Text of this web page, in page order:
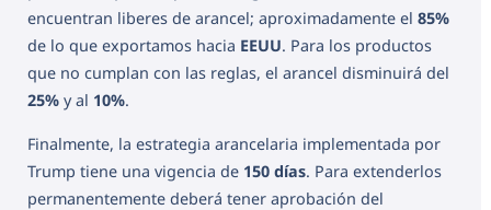
encuentran liberes de arancel; aproximadamente el 85%
de lo que exportamos hacia EEUU. Para los productos
que no cumplan con las reglas, el arancel disminuirá del
25% y al 10%.
Finalmente, la estrategia arancelaria implementada por
Trump tiene una vigencia de 150 días. Para extenderlos
permanentemente deberá tener aprobación del